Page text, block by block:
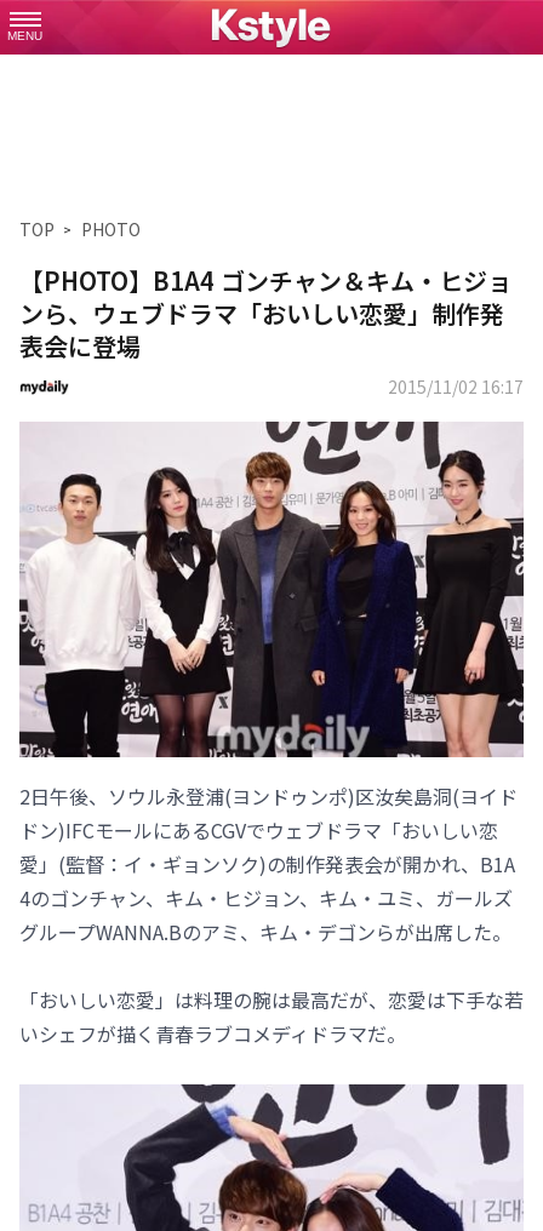
MENU
TOP PHOTO
【PHOTO】B1A4 ゴンチャン＆キム・ヒジョ
ンら、ウェブドラマ「おいしい恋愛」制作発
表会に登場
2015/11/02 16:17
2日午後、ソウル永登浦(ヨンドゥンポ)区汝矣島洞(ヨイド
ドン)IFCモールにあるCGVでウェブドラマ「おいしい恋
愛」(監督：イ・ギョンソク)の制作発表会が開かれ、B1A
4のゴンチャン、キム・ヒジョン、キム・ユミ、ガールズ
グループWANNA.Bのアミ、キム・デゴンらが出席した。
「おいしい恋愛」は料理の腕は最高だが、恋愛は下手な若
いシェフが描く青春ラブコメディドラマだ。